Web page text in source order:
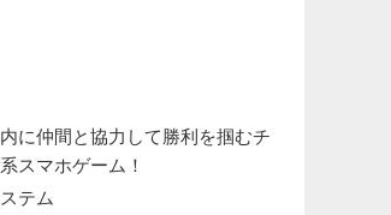
に仲間と協力して勝利を掴むチ
スマホゲーム！
テム